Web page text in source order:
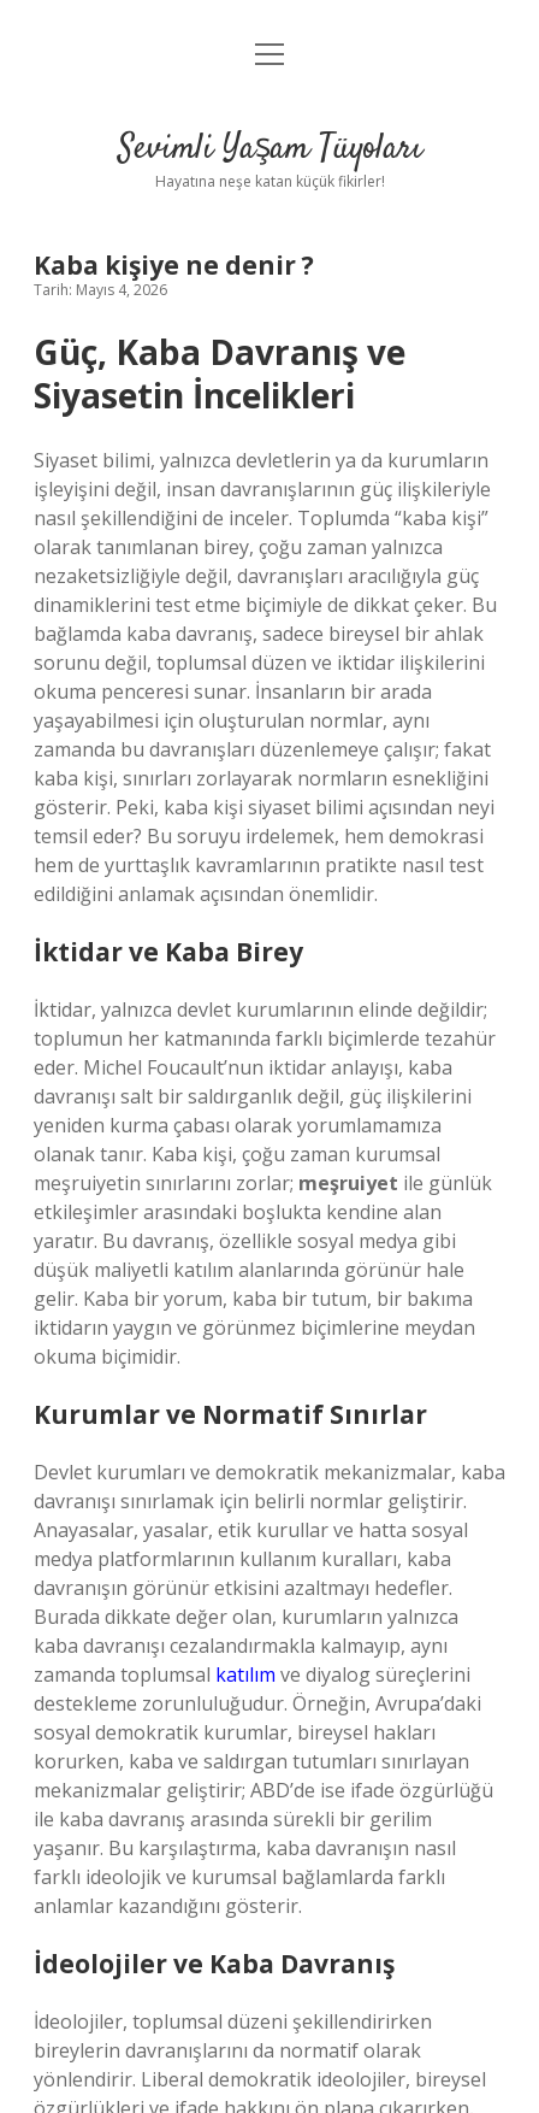
Anasayfa
Yasal Uyarı
menüyü
Sevimli Yaşam Tüyoları
Hayatına neşe katan küçük fikirler!
Kaba kişiye ne denir ?
Tarih: Mayıs 4, 2026
Güç, Kaba Davranış ve
Siyasetin İncelikleri
Siyaset bilimi, yalnızca devletlerin ya da kurumların
işleyişini değil, insan davranışlarının güç ilişkileriyle
nasıl şekillendiğini de inceler. Toplumda “kaba kişi”
olarak tanımlanan birey, çoğu zaman yalnızca
nezaketsizliğiyle değil, davranışları aracılığıyla güç
dinamiklerini test etme biçimiyle de dikkat çeker. Bu
bağlamda kaba davranış, sadece bireysel bir ahlak
sorunu değil, toplumsal düzen ve iktidar ilişkilerini
okuma penceresi sunar. İnsanların bir arada
yaşayabilmesi için oluşturulan normlar, aynı
zamanda bu davranışları düzenlemeye çalışır; fakat
kaba kişi, sınırları zorlayarak normların esnekliğini
gösterir. Peki, kaba kişi siyaset bilimi açısından neyi
temsil eder? Bu soruyu irdelemek, hem demokrasi
hem de yurttaşlık kavramlarının pratikte nasıl test
edildiğini anlamak açısından önemlidir.
İktidar ve Kaba Birey
İktidar, yalnızca devlet kurumlarının elinde değildir;
toplumun her katmanında farklı biçimlerde tezahür
eder. Michel Foucault’nun iktidar anlayışı, kaba
davranışı salt bir saldırganlık değil, güç ilişkilerini
yeniden kurma çabası olarak yorumlamamıza
olanak tanır. Kaba kişi, çoğu zaman kurumsal
meşruiyetin sınırlarını zorlar; meşruiyet ile günlük
etkileşimler arasındaki boşlukta kendine alan
yaratır. Bu davranış, özellikle sosyal medya gibi
düşük maliyetli katılım alanlarında görünür hale
gelir. Kaba bir yorum, kaba bir tutum, bir bakıma
iktidarın yaygın ve görünmez biçimlerine meydan
okuma biçimidir.
Kurumlar ve Normatif Sınırlar
Devlet kurumları ve demokratik mekanizmalar, kaba
davranışı sınırlamak için belirli normlar geliştirir.
Anayasalar, yasalar, etik kurullar ve hatta sosyal
medya platformlarının kullanım kuralları, kaba
davranışın görünür etkisini azaltmayı hedefler.
Burada dikkate değer olan, kurumların yalnızca
kaba davranışı cezalandırmakla kalmayıp, aynı
zamanda toplumsal katılım ve diyalog süreçlerini
destekleme zorunluluğudur. Örneğin, Avrupa’daki
sosyal demokratik kurumlar, bireysel hakları
korurken, kaba ve saldırgan tutumları sınırlayan
mekanizmalar geliştirir; ABD’de ise ifade özgürlüğü
ile kaba davranış arasında sürekli bir gerilim
yaşanır. Bu karşılaştırma, kaba davranışın nasıl
farklı ideolojik ve kurumsal bağlamlarda farklı
anlamlar kazandığını gösterir.
İdeolojiler ve Kaba Davranış
İdeolojiler, toplumsal düzeni şekillendirirken
bireylerin davranışlarını da normatif olarak
yönlendirir. Liberal demokratik ideolojiler, bireysel